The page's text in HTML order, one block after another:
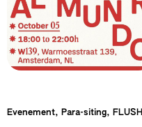
Evenement, Para-siting, FLUSH